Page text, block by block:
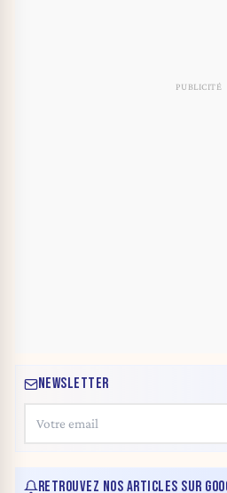
NEWSLETTER
RETROUVEZ NOS ARTICLES SUR